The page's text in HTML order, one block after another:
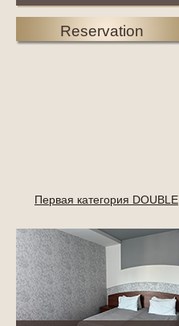
Reservation
Первая категория DOUBLE